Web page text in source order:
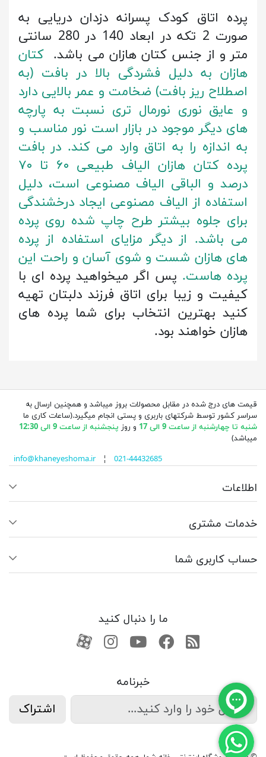
پرده اتاق کودک پسرانه دزدان دریایی به
صورت 2 تکه در ابعاد 140 در 280 سانتی
متر و از جنس کتان هازان می باشد. کتان
هازان به دلیل فشردگی بالا در بافت (به
اصطلاح ریز بافت) ضخامت و عمر بالایی دارد
و عایق نوری نورمال تری نسبت به پارچه
های دیگر موجود در بازار است نور مناسب و
به اندازه را به اتاق وارد می کند. در بافت
پرده کتان هازان الیاف طبیعی ۶۰ تا ۷۰
درصد و الباقی الیاف مصنوعی است، دلیل
استفاده از الیاف مصنوعی ایجاد درخشندگی
برای جلوه بیشتر طرح چاپ شده روی پرده
می باشد. از دیگر مزایای استفاده از پرده
های هازان شست و شوی آسان و راحت این
پرده هاست. پس اگر میخواهید پرده ای با
کیفیت و زیبا برای اتاق فرزند دلبتان تهیه
کنید بهترین انتخاب برای شما پرده های
هازان خواهند بود.
قیمت های درج شده در مقابل محصولات بروز میباشد و همچنین ارسال به
سراسر کشور توسط شرکتهای باربری و پستی انجام میگیرد.(ساعات کاری ما
شنبه تا چهارشنبه از ساعت 9 الی 17
و روز پنجشنبه از ساعت 9 الی 12:30
میباشد)
info@khaneyeshoma.ir¦ 021-44432685
اطلاعات
خدمات مشتری
حساب کاربری شما
ما را دنبال کنید
RSSفیسبوکیوتیوبکانال آپارات
کانال آپارات
خبرنامه
اشتراک